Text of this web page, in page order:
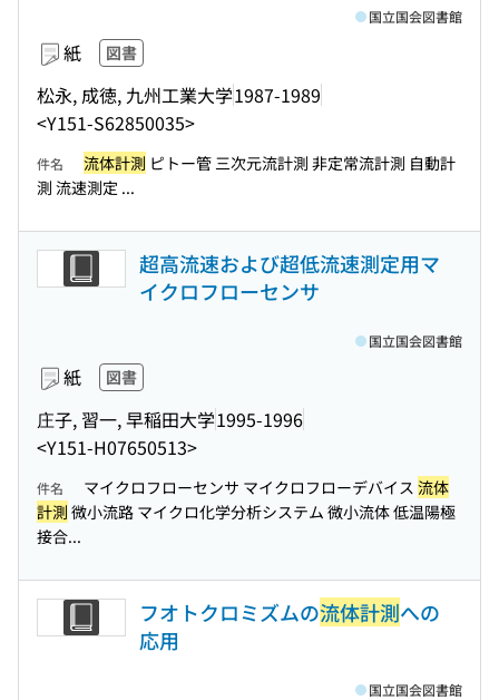
紙 図書
松永, 成徳, 九州工業大学1987-1989
<Y151-S62850035>
国立国会図書館
件名 流体計測 ピトー管 三次元流計測 非定常流計測 自動計
測 流速測定 ...
超高流速および超低流速測定用マ
イクロフローセンサ
紙 図書
庄子, 習一, 早稲田大学1995-1996
<Y151-H07650513>
国立国会図書館
件名 マイクロフローセンサ マイクロフローデバイス 流体
計測 微小流路 マイクロ化学分析システム 微小流体 低温陽極
接合...
フオトクロミズムの流体計測への
応用
国立国会図書館